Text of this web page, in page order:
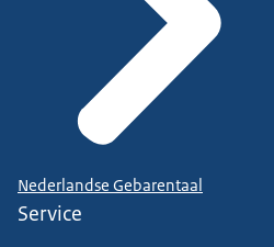
Nederlandse Gebarentaal
Service